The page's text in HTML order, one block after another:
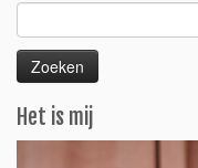
Zoeken
naar:
Het is mij